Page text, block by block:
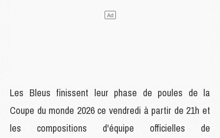
Les Bleus finissent leur phase de poules de la
Coupe du monde 2026 ce vendredi à partir de 21h et
les compositions d'équipe officielles de